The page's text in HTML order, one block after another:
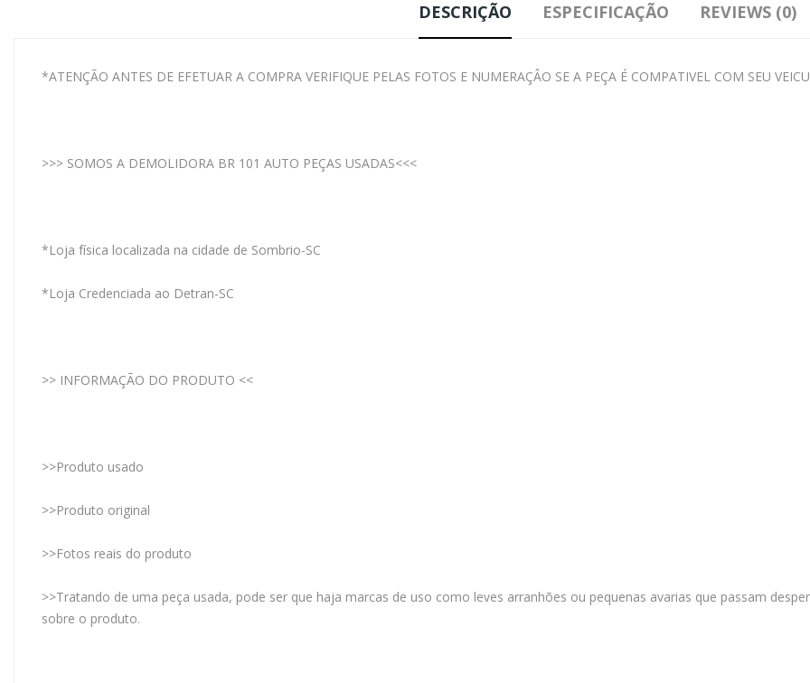
DESCRIÇÃO ESPECIFICAÇÃO REVIEWS (0)
*ATENÇÃO ANTES DE EFETUAR A COMPRA VERIFIQUE PELAS FOTOS E NUMERAÇÂO SE A PEÇA É COMPATIVEL COM SEU
>>> SOMOS A DEMOLIDORA BR 101 AUTO PEÇAS USADAS<<<
*Loja física localizada na cidade de Sombrio-SC
*Loja Credenciada ao Detran-SC
>> INFORMAÇÃO DO PRODUTO <<
>>Produto usado
>>Produto original
>>Fotos reais do produto
>>Tratando de uma peça usada, pode ser que haja marcas de uso como leves arranhões ou pequenas avarias que passam
sobre o produto.